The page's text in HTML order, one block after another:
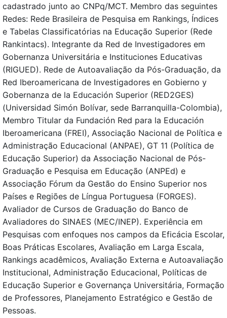
cadastrado junto ao CNPq/MCT. Membro das seguintes
Redes: Rede Brasileira de Pesquisa em Rankings, Índices
e Tabelas Classificatórias na Educação Superior (Rede
Rankintacs). Integrante da Red de Investigadores em
Gobernanza Universitária e Instituciones Educativas
(RIGUED). Rede de Autoavaliação da Pós-Graduação, da
Red Iberoamericana de Investigadores en Gobierno y
Gobernanza de la Educación Superior (RED2GES)
(Universidad Simón Bolívar, sede Barranquilla-Colombia),
Membro Titular da Fundación Red para la Educación
Iberoamericana (FREI), Associação Nacional de Política e
Administração Educacional (ANPAE), GT 11 (Política de
Educação Superior) da Associação Nacional de Pós-
Graduação e Pesquisa em Educação (ANPEd) e
Associação Fórum da Gestão do Ensino Superior nos
Países e Regiões de Língua Portuguesa (FORGES).
Avaliador de Cursos de Graduação do Banco de
Avaliadores do SINAES (MEC/INEP). Experiência em
Pesquisas com enfoques nos campos da Eficácia Escolar,
Boas Práticas Escolares, Avaliação em Larga Escala,
Rankings acadêmicos, Avaliação Externa e Autoavaliação
Institucional, Administração Educacional, Políticas de
Educação Superior e Governança Universitária, Formação
de Professores, Planejamento Estratégico e Gestão de
Pessoas.